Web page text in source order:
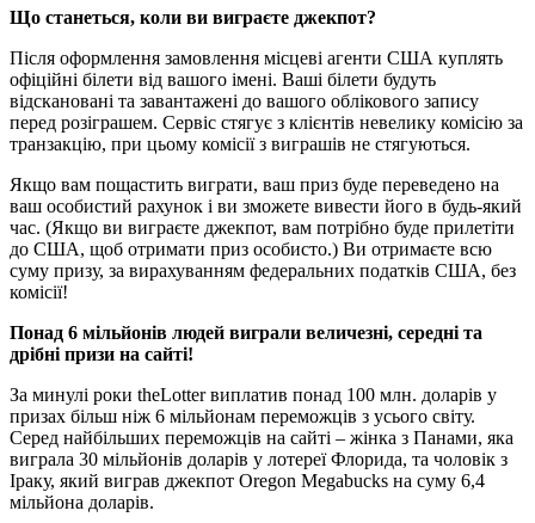
Що станеться, коли ви виграєте джекпот?
Після оформлення замовлення місцеві агенти США куплять
офіційні білети від вашого імені. Ваші білети будуть
відскановані та завантажені до вашого облікового запису
перед розіграшем. Сервіс стягує з клієнтів невелику комісію за
транзакцію, при цьому комісії з виграшів не стягуються.
Якщо вам пощастить виграти, ваш приз буде переведено на
ваш особистий рахунок і ви зможете вивести його в будь-який
час. (Якщо ви виграєте джекпот, вам потрібно буде прилетіти
до США, щоб отримати приз особисто.) Ви отримаєте всю
суму призу, за вирахуванням федеральних податків США, без
комісії!
Понад 6 мільйонів людей виграли величезні, середні та
дрібні призи на сайті!
За минулі роки theLotter виплатив понад 100 млн. доларів у
призах більш ніж 6 мільйонам переможців з усього світу.
Серед найбільших переможців на сайті – жінка з Панами, яка
виграла 30 мільйонів доларів у лотереї Флорида, та чоловік з
Іраку, який виграв джекпот Oregon Megabucks на суму 6,4
мільйона доларів.